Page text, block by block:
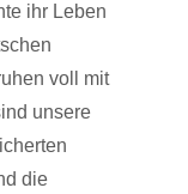
ihr Leben
voll mit
unsere
die